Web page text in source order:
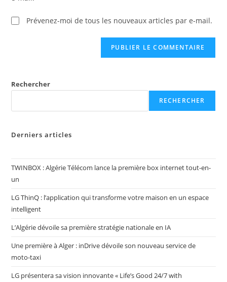
Prévenez-moi de tous les nouveaux articles par e-mail.
Rechercher
RECHERCHER
Derniers articles
TWINBOX : Algérie Télécom lance la première box internet tout-en-
un
LG ThinQ : l’application qui transforme votre maison en un espace
intelligent
L’Algérie dévoile sa première stratégie nationale en IA
Une première à Alger : inDrive dévoile son nouveau service de
moto-taxi
LG présentera sa vision innovante « Life’s Good 24/7 with